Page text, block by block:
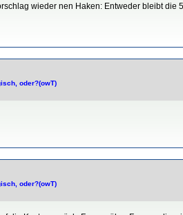
wieder nen Haken: Entweder bleibt
oder?(owT)
oder?(owT)